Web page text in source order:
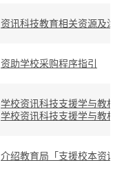
资讯科技教育相关资源及津
资助学校采购程序指引
学校资讯科技支援学与教相
学校资讯科技支援学与教相
介绍教育局「支援校本资讯